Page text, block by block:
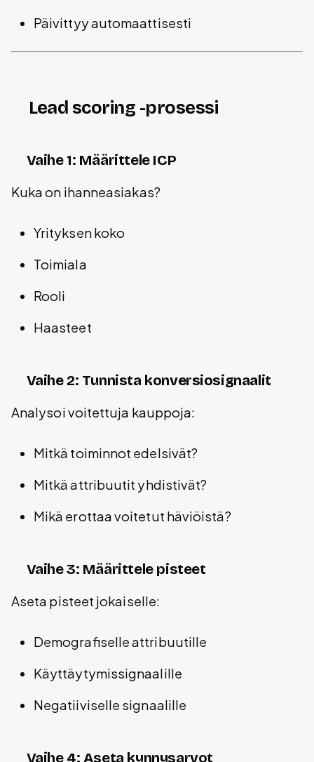
Päivittyy automaattisesti
Lead scoring -prosessi
Vaihe 1: Määrittele ICP
Kuka on ihanneasiakas?
Yrityksen koko
Toimiala
Rooli
Haasteet
Vaihe 2: Tunnista konversiosignaalit
Analysoi voitettuja kauppoja:
Mitkä toiminnot edelsivät?
Mitkä attribuutit yhdistivät?
Mikä erottaa voitetut häviöistä?
Vaihe 3: Määrittele pisteet
Aseta pisteet jokaiselle:
Demografiselle attribuutille
Käyttäytymissignaalille
Negatiiviselle signaalille
Vaihe 4: Aseta kynnysarvot